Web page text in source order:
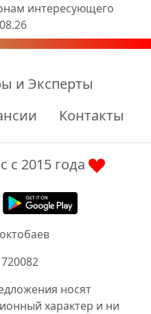
интересующего
и Эксперты
Контакты
с 2015 года
носят
характер и ни